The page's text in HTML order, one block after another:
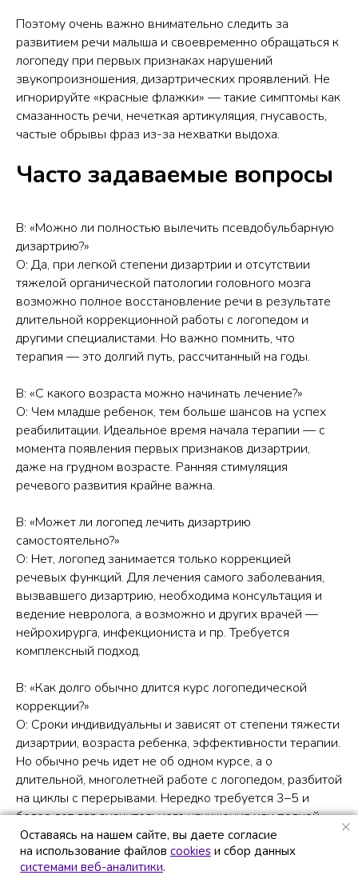
Оставаясь на нашем сайте, вы даете согласие
на использование файлов cookies и сбор данных
системами веб-аналитики.
Оставаясь на нашем сайте, вы даете согласие
на использование файлов cookies и сбор данных
системами веб-аналитики.
Поэтому очень важно внимательно следить за
развитием речи малыша и своевременно обращаться к
логопеду при первых признаках нарушений
звукопроизношения, дизартрических проявлений. Не
игнорируйте «красные флажки» — такие симптомы как
смазанность речи, нечеткая артикуляция, гнусавость,
частые обрывы фраз из-за нехватки выдоха.
Часто задаваемые вопросы
В: «Можно ли полностью вылечить псевдобульбарную
дизартрию?»
О: Да, при легкой степени дизартрии и отсутствии
тяжелой органической патологии головного мозга
возможно полное восстановление речи в результате
длительной коррекционной работы с логопедом и
другими специалистами. Но важно помнить, что
терапия — это долгий путь, рассчитанный на годы.
В: «С какого возраста можно начинать лечение?»
О: Чем младше ребенок, тем больше шансов на успех
реабилитации. Идеальное время начала терапии — с
момента появления первых признаков дизартрии,
даже на грудном возрасте. Ранняя стимуляция
речевого развития крайне важна.
В: «Может ли логопед лечить дизартрию
самостоятельно?»
О: Нет, логопед занимается только коррекцией
речевых функций. Для лечения самого заболевания,
вызвавшего дизартрию, необходима консультация и
ведение невролога, а возможно и других врачей —
нейрохирурга, инфекциониста и пр. Требуется
комплексный подход.
В: «Как долго обычно длится курс логопедической
коррекции?»
О: Сроки индивидуальны и зависят от степени тяжести
дизартрии, возраста ребенка, эффективности терапии.
Но обычно речь идет не об одном курсе, а о
длительной, многолетней работе с логопедом, разбитой
на циклы с перерывами. Нередко требуется 3–5 и
более лет для значительного улучшения или полной
коррекции речи.